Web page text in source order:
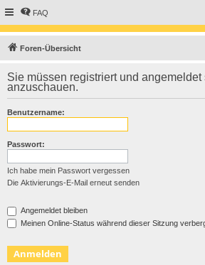
FAQ
Foren-Übersicht
Sie müssen registriert und
anzuschauen.
Benutzername:
Passwort:
Ich habe mein Passwort vergessen
Die Aktivierungs-E-Mail erneut senden
Angemeldet bleiben
Meinen Online-Status während dieser Sitzung